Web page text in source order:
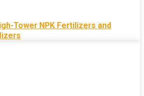
Tower NPK Fertilizers and